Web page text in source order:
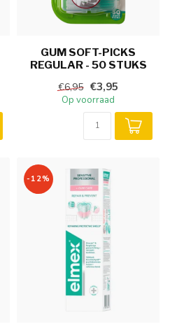
GUM SOFT-PICKS
REGULAR - 50 STUKS
€6,95 €3,95
Op voorraad
-12%